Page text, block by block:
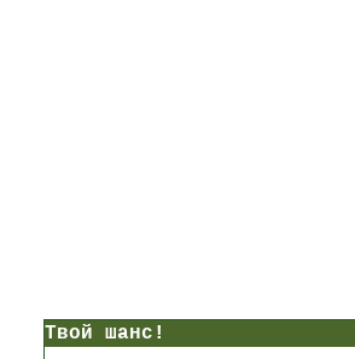
Твой шанс!